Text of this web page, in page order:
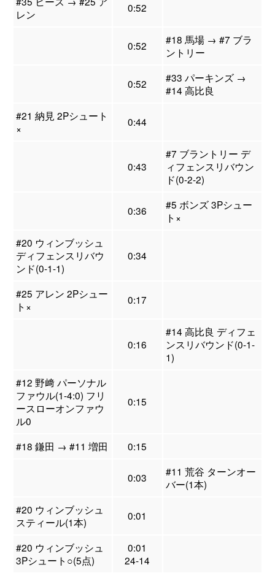
レン
0:52
0:52
#18 馬場 → #7 ブラ
ントリー
0:52
#33 パーキンズ →
#14 高比良
#21 納見 2Pシュート
×
0:44
0:43
#7 ブラントリー デ
ィフェンスリバウン
ド(0-2-2)
0:36
#5 ボンズ 3Pシュー
ト×
#20 ウィンブッシュ
ディフェンスリバウ
ンド(0-1-1)
0:34
#25 アレン 2Pシュー
ト×
0:17
0:16
#14 高比良 ディフェ
ンスリバウンド(0-1-
1)
#12 野﨑 パーソナル
ファウル(1-4:0) フリ
ースローオンファウ
ル0
0:15
#18 鎌田 → #11 増田 0:15
0:03
#11 荒谷 ターンオー
バー(1本)
#20 ウィンブッシュ
スティール(1本)
0:01
#20 ウィンブッシュ
3Pシュート○(5点)
0:01
24-14